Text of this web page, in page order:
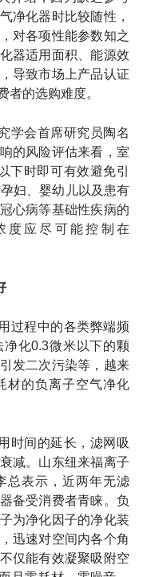
净化器时比较随性，
对各项性能参数知之
器适用面积、能源效
导致市场上产品认证
者的选购难度。
学会首席研究员陶名
的风险评估来看，室
下时即可有效避免引
妇、婴幼儿以及患有
心病等基础性疾病的
度应尽可能控制在
过程中的各类弊端频
化0.3微米以下的颗
发二次污染等，越来
材的负离子空气净化
时间的延长，滤网吸
减。山东纽来福离子
总表示，近两年无滤
备受消费者青睐。负
为净化因子的净化装
迅速对空间内各个角
仅能有效凝聚吸附空